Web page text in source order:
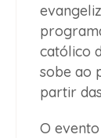
católico
sobe ao
partir
O